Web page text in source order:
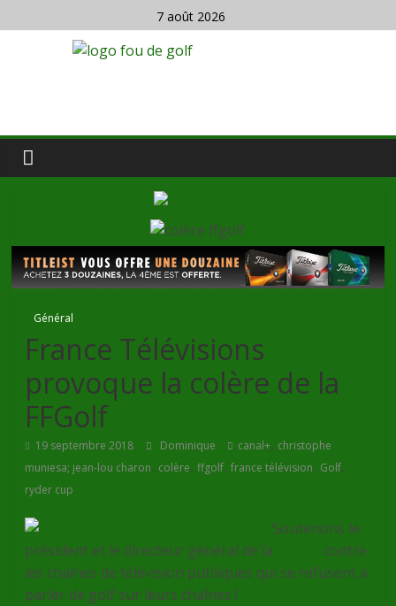
7 août 2026
Général
France Télévisions
provoque la colère de la
FFGolf
19 septembre 2018 Dominique canal+, christophe
muniesa; jean-lou charon, colère,ffgolf,france télévision, Golf,
ryder cup
Soutenons le
président et le directeur général de la
contre
les chaînes de télévision publiques qui se refusent à
parler de golf sur leurs chaînes !